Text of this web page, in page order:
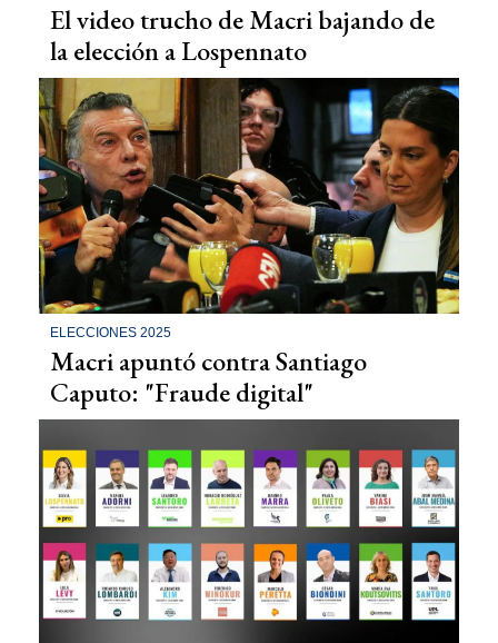
El video trucho de Macri bajando de
la elección a Lospennato
ELECCIONES 2025
Macri apuntó contra Santiago
Caputo: "Fraude digital"